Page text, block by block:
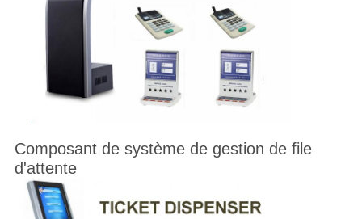
Composant de système de gestion de file
d'attente